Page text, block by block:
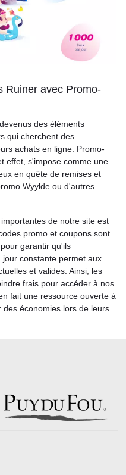
Ruiner avec Promo-
des éléments
qui cherchent des
achats en ligne. Promo-
effet, s'impose comme une
en quête de remises et
Wyylde ou d'autres
de notre site est
promo et coupons sont
garantir qu'ils
constante permet aux
et valides. Ainsi, les
frais pour accéder à nos
fait une ressource ouverte à
économies lors de leurs